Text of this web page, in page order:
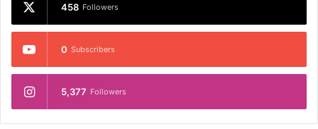
458 Followers
0 Subscribers
5,377 Followers